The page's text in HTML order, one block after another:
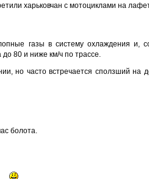
харьковчан с мотоциклами на
газы в систему охлаждения и,
80 и ниже км/ч по трассе.
но часто встречается сползший на
болота.